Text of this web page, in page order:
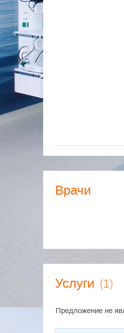
Врачи
Услуги (1)
Предложение не